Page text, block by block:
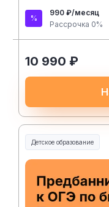
990 ₽/месяц
Рассрочка 0%
10 990 ₽
Детское образование